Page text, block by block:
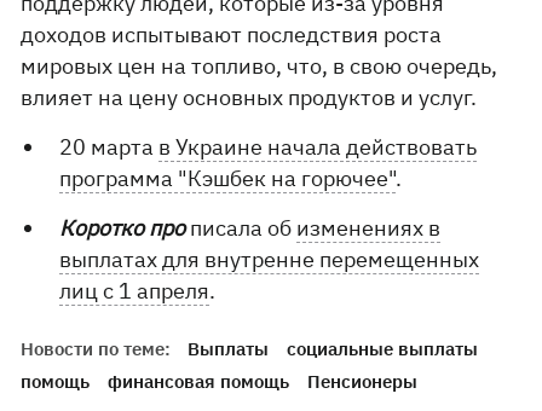
доходов испытывают последствия роста
мировых цен на топливо, что, в свою очередь,
влияет на цену основных продуктов и услуг.
20 марта в Украине начала действовать
программа "Кэшбек на горючее".
Коротко прописала об изменениях в
выплатах для внутренне перемещенных
лиц с 1 апреля.
Новости по теме: Выплаты
социальные выплаты
помощь
финансовая помощь Пенсионеры